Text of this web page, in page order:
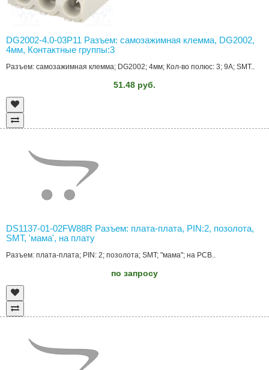
DG2002-4.0-03P11 Разъем: самозажимная клемма, DG2002,
4мм, Контактные группы:3
Разъем: самозажимная клемма; DG2002; 4мм; Кол-во полюс: 3; 9А; SMT..
51.48 руб.
DS1137-01-02FW88R Разъем: плата-плата, PIN:2, позолота,
SMT, 'мама', на плату
Разъем: плата-плата; PIN: 2; позолота; SMT; "мама"; на PCB..
по запросу